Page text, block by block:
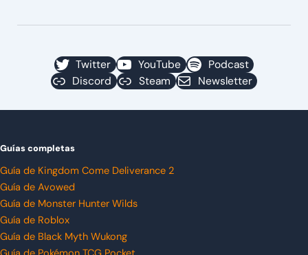
Twitter YouTube
Podcast
Discord
Steam Newsletter
Guías completas
Guía de Kingdom Come Deliverance 2
Guía de Avowed
Guía de Monster Hunter Wilds
Guía de Roblox
Guía de Black Myth Wukong